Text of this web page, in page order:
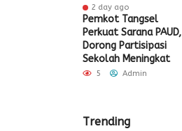
2 day ago
Pemkot Tangsel
Perkuat Sarana PAUD,
Dorong Partisipasi
Sekolah Meningkat
5 Admin
Trending